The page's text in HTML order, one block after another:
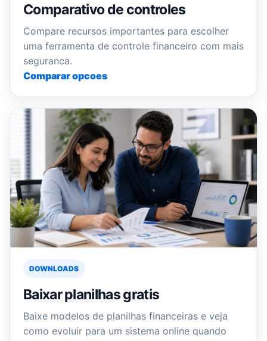
Comparativo de controles
Compare recursos importantes para escolher
uma ferramenta de controle financeiro com mais
seguranca.
Comparar opcoes
DOWNLOADS
Baixar planilhas gratis
Baixe modelos de planilhas financeiras e veja
como evoluir para um sistema online quando